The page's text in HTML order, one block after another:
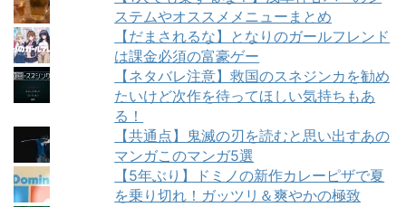
ステムやオススメメニューまとめ
【だまされるな】となりのガールフレンド
は課金必須の富豪ゲー
【ネタバレ注意】救国のスネジンカを勧め
たいけど次作を待ってほしい気持ちもあ
る！
【共通点】鬼滅の刃を読むと思い出すあの
マンガこのマンガ5選
【5年ぶり】ドミノの新作カレーピザで夏
を乗り切れ！ガッツリ＆爽やかの極致